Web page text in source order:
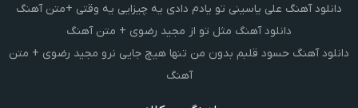
دانلود آهنگ علی یاسینی تو یادم دادی یه چیزایی یه وقتی +متن آهنگ
دانلود آهنگ مثل تو از مجید رضوی + متن آهنگ
دانلود آهنگ حسود قلبم بدون من تنها هیچ جایی نرو مجید رضوی + متن
آهنگ